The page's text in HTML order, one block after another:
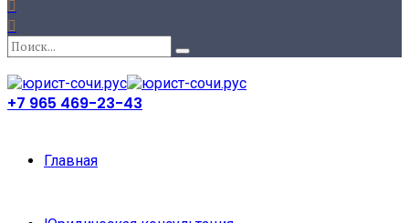
+7 965 469-23-43
Главная